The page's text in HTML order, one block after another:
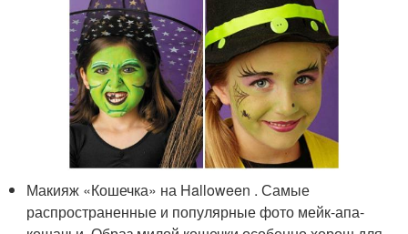
Макияж «Кошечка» на Halloween . Самые
распространенные и популярные фото мейк-апа-